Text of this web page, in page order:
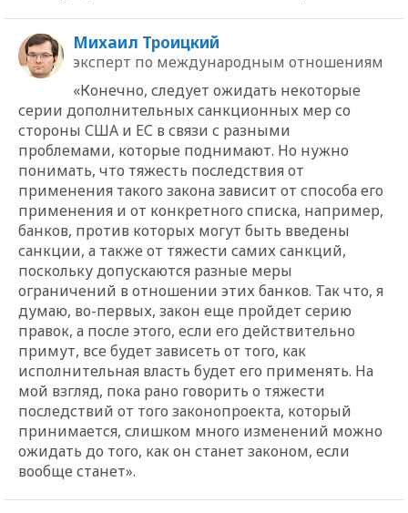
Михаил Троицкий
эксперт по международным отношениям
«Конечно, следует ожидать некоторые
серии дополнительных санкционных мер со
стороны США и ЕС в связи с разными
проблемами, которые поднимают. Но нужно
понимать, что тяжесть последствия от
применения такого закона зависит от способа его
применения и от конкретного списка, например,
банков, против которых могут быть введены
санкции, а также от тяжести самих санкций,
поскольку допускаются разные меры
ограничений в отношении этих банков. Так что, я
думаю, во-первых, закон еще пройдет серию
правок, а после этого, если его действительно
примут, все будет зависеть от того, как
исполнительная власть будет его применять. На
мой взгляд, пока рано говорить о тяжести
последствий от того законопроекта, который
принимается, слишком много изменений можно
ожидать до того, как он станет законом, если
вообще станет».